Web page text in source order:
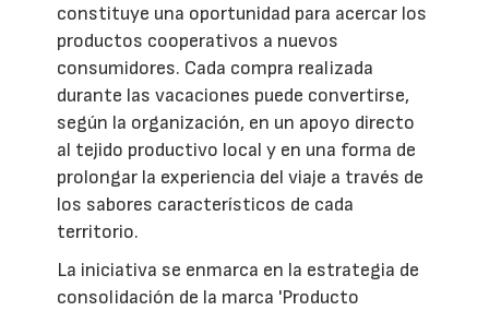
constituye una oportunidad para acercar los
productos cooperativos a nuevos
consumidores. Cada compra realizada
durante las vacaciones puede convertirse,
según la organización, en un apoyo directo
al tejido productivo local y en una forma de
prolongar la experiencia del viaje a través de
los sabores característicos de cada
territorio.
La iniciativa se enmarca en la estrategia de
consolidación de la marca 'Producto